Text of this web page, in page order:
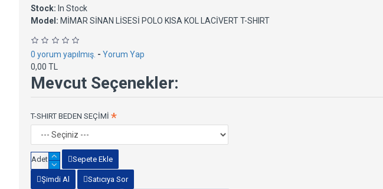
Stock: In Stock
Model: MİMAR SİNAN LİSESİ POLO KISA KOL LACİVERT T-SHIRT
0 yorum yapılmış. - Yorum Yap
0,00 TL
Mevcut Seçenekler:
T-SHIRT BEDEN SEÇİMİ
Adet Sepete Ekle
Şimdi Al Satıcıya Sor